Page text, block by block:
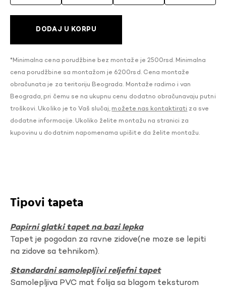
DODAJ U KORPU
*Minimalna cena porudžbine bez montaže je 2500rsd. Minimalna
cena porudžbine sa montažom je 6200rsd. Cena montaže
obračunata je za teritoriju Beograda. Montaže radimo i van
Beograda, pri čemu se na ukupnu cenu dodatno obračunavaju putni
troškovi. Ukoliko je to Vaš slučaj, možete nas kontaktirati za sve
dodatne informacije. Ukoliko želite montažu na stranici za
kupovinu u dodatnim napomenama upišite da želite montažu.
Tipovi tapeta
Papirni glatki tapet na bazi lepka
Tapet je pogodan za ravne zidove(ne moze se lepiti
na zidove sa tehnikom).
Standardni samolepljivi reljefni tapet
Samolepljiva PVC mat folija sa blagom teksturom